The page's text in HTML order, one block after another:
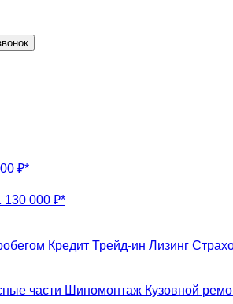
₽*
130 000 ₽*
Кредит Трейд-ин Лизинг
части Шиномонтаж Кузовной